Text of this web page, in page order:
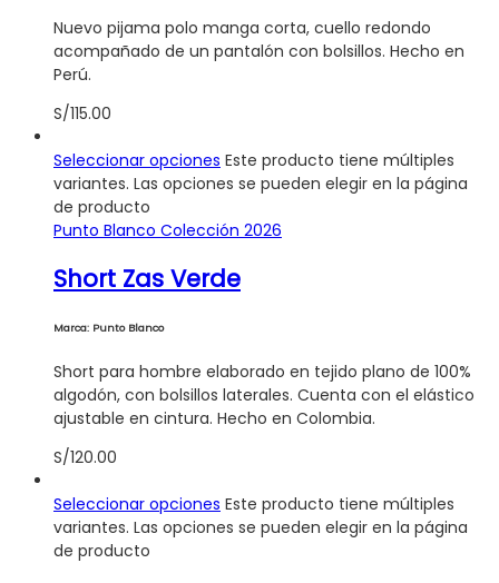
Nuevo pijama polo manga corta, cuello redondo
acompañado de un pantalón con bolsillos. Hecho en
Perú.
S/115.00
Seleccionar opciones Este producto tiene múltiples
variantes. Las opciones se pueden elegir en la página
de producto
Punto Blanco Colección 2026
Short Zas Verde
Marca: Punto Blanco
Short para hombre elaborado en tejido plano de 100%
algodón, con bolsillos laterales. Cuenta con el elástico
ajustable en cintura. Hecho en Colombia.
S/120.00
Seleccionar opciones Este producto tiene múltiples
variantes. Las opciones se pueden elegir en la página
de producto